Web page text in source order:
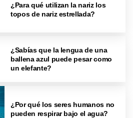
¿Para qué utilizan la nariz los
topos de nariz estrellada?
¿Sabías que la lengua de una
ballena azul puede pesar como
un elefante?
¿Por qué los seres humanos no
pueden respirar bajo el agua?